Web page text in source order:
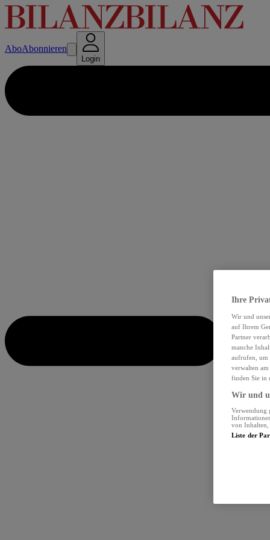
AboAbonnieren
Login
Ihre
Wir und
auf Ihrem
Partner
manche
aufrufen, um
verwalten
finden Sie in
Wir und
Verwendung
von Inhalten,
Liste der